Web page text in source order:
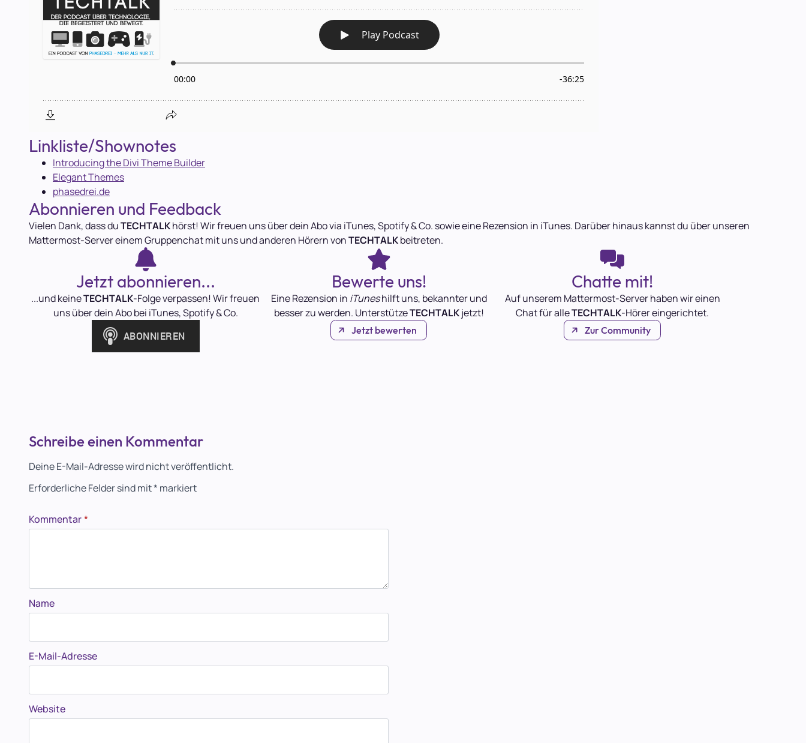
Linkliste/Shownotes
Introducing the Divi Theme Builder
Elegant Themes
phasedrei.de
Abonnieren und Feedback
Vielen Dank, dass duTECHTALKhörst! Wir freuen uns über dein Abo via iTunes, Spotify & Co. sowie eine Rezension in iTunes. Darüber hinaus kannst du über unseren
Mattermost-Server einem Gruppenchat mit uns und anderen Hörern vonTECHTALKbeitreten.
Jetzt abonnieren...
...und keineTECHTALK-Folge verpassen! Wir freuen
uns über dein Abo bei iTunes, Spotify & Co.
Bewerte uns!
Eine Rezension in iTuneshilft uns, bekannter und
besser zu werden. UnterstützeTECHTALKjetzt!
Jetzt bewerten
Chatte mit!
Auf unserem Mattermost-Server haben wir einen
Chat für alleTECHTALK-Hörer eingerichtet.
Zur Community
Schreibe einen Kommentar
Deine E-Mail-Adresse wird nicht veröffentlicht.
Erforderliche Felder sind mit* markiert
Kommentar*
Name
E-Mail-Adresse
Website